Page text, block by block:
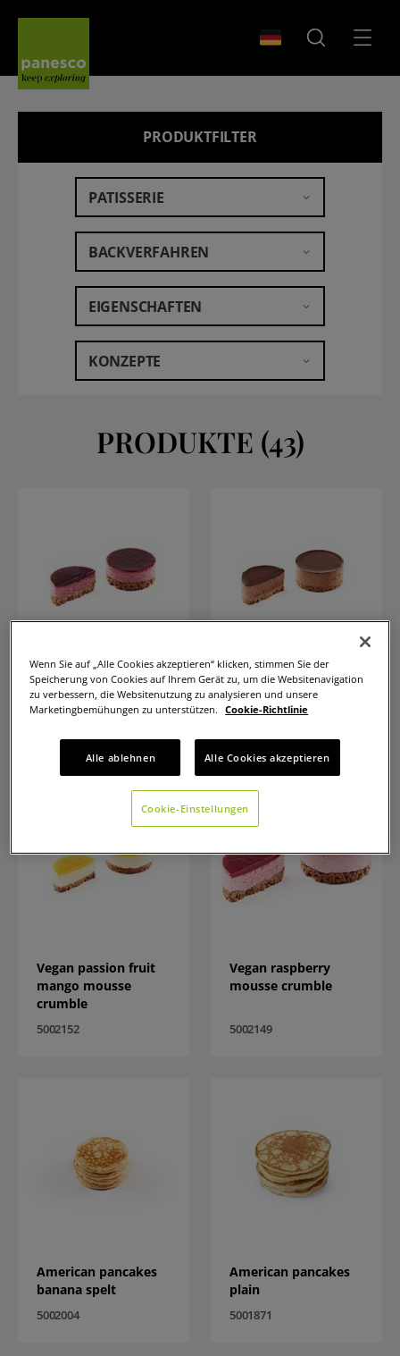
MENÜ
SUCHEN
WÄHLEN SIE IHR
PRODUKTFILTER
PATISSERIE
BACKVERFAHREN
EIGENSCHAFTEN
KONZEPTE
PRODUKTE (43)
Vegan cassis mousse
crumble
Vegan chocolate
mousse crumble
Vegan passion fruit
mango mousse
crumble
5002152
Vegan raspberry
mousse crumble
5002149
American pancakes
banana spelt
5002004
American pancakes
plain
5001871
Wenn Sie auf „Alle Cookies akzeptieren“ klicken, stimmen Sie der
Speicherung von Cookies auf Ihrem Gerät zu, um die Websitenavigation
zu verbessern, die Websitenutzung zu analysieren und unsere
Marketingbemühungen zu unterstützen.
Cookie-Richtlinie
Alle ablehnen Alle Cookies akzeptieren
Cookie-Einstellungen